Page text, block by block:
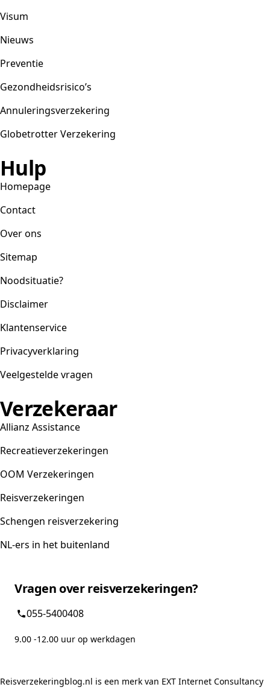
Visum
Nieuws
Preventie
Gezondheidsrisico’s
Annuleringsverzekering
Globetrotter Verzekering
Hulp
Homepage
Contact
Over ons
Sitemap
Noodsituatie?
Disclaimer
Klantenservice
Privacyverklaring
Veelgestelde vragen
Verzekeraar
Allianz Assistance
Recreatieverzekeringen
OOM Verzekeringen
Reisverzekeringen
Schengen reisverzekering
NL-ers in het buitenland
Vragen over reisverzekeringen?
055-5400408
9.00 -12.00 uur op werkdagen
Reisverzekeringblog.nl is een merk van EXT Internet Consultancy